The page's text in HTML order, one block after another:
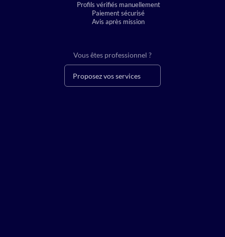
Profils vérifiés manuellement
Paiement sécurisé
Avis après mission
Vous êtes professionnel ?
Proposez vos services